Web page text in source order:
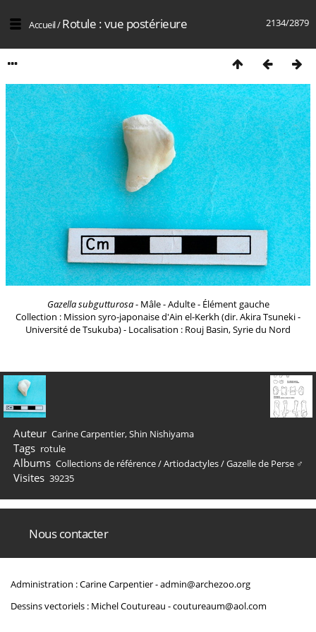
2134/2879
Accueil/Rotule : vue postérieure
Gazella subgutturosa- Mâle - Adulte - Élément gauche
Collection : Mission syro-japonaise d'Ain el-Kerkh (dir. Akira Tsuneki -
Université de Tsukuba) - Localisation : Rouj Basin, Syrie du Nord
Auteur Carine Carpentier, Shin Nishiyama
Tags rotule
Albums Collections de référence/Artiodactyles/Gazelle de Perse ♂
Visites 39235
Nous contacter
Administration : Carine Carpentier -admin@archezoo.org
Dessins vectoriels : Michel Coutureau -coutureaum@aol.com